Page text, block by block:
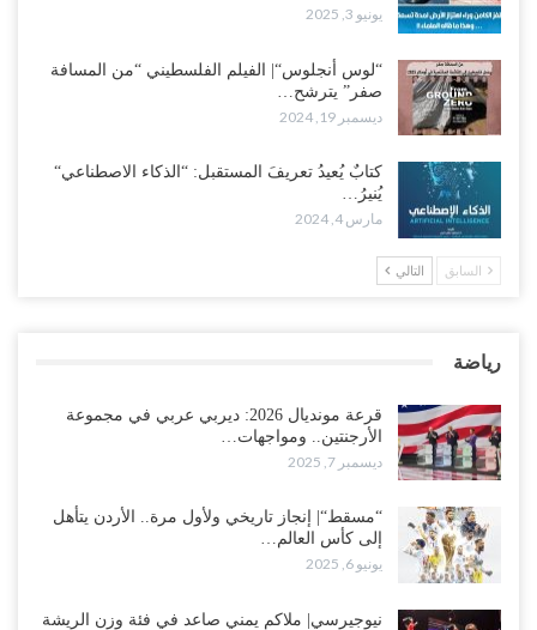
يونيو 3, 2025
“لوس أنجلوس“| الفيلم الفلسطيني “من المسافة
صفر” يترشح…
ديسمبر 19, 2024
كتابٌ يُعيدُ تعريفَ المستقبل: “الذكاء الاصطناعي“
يُنيرُ…
مارس 4, 2024
السابق التالي
رياضة
قرعة مونديال 2026: ديربي عربي في مجموعة
الأرجنتين.. ومواجهات…
ديسمبر 7, 2025
“مسقط“| إنجاز تاريخي ولأول مرة.. الأردن يتأهل
إلى كأس العالم…
يونيو 6, 2025
نيوجيرسي| ملاكم يمني صاعد في فئة وزن الريشة